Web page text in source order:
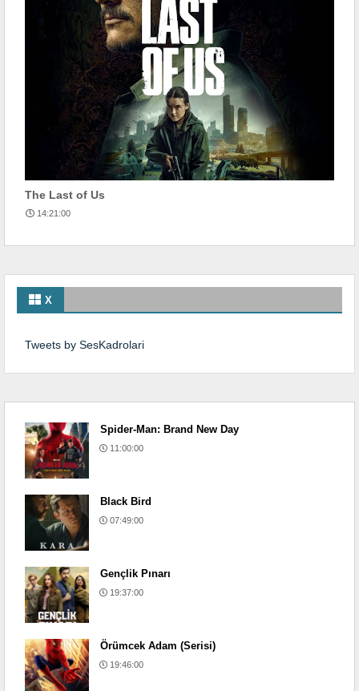
The Last of Us
14:21:00
X
Tweets by SesKadrolari
Spider-Man: Brand New Day
11:00:00
Black Bird
07:49:00
Gençlik Pınarı
19:37:00
Örümcek Adam (Serisi)
19:46:00